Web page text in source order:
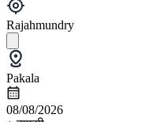
Rajahmundry
Pakala
08/08/2026